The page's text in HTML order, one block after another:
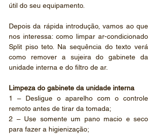
útil do seu equipamento.
Depois da rápida introdução, vamos ao que
nos interessa: como limpar ar-condicionado
Split piso teto. Na sequência do texto verá
como remover a sujeira do gabinete da
unidade interna e do filtro de ar.
Limpeza do gabinete da unidade interna
1 – Desligue o aparelho com o controle
remoto antes de tirar da tomada;
2 – Use somente um pano macio e seco
para fazer a higienização;